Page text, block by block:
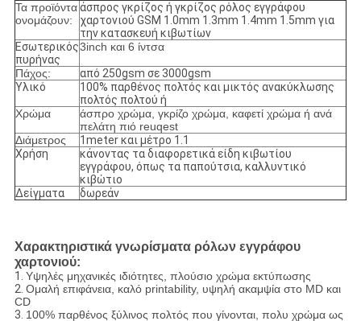
Τα προϊόντα
ονομάζουν:
άσπρος γκρίζος ή γκρίζος ρόλος εγγράφου
χαρτονιού GSM 1.0mm 1.3mm 1.4mm 1.5mm για
την κατασκευή κιβωτίων
Εσωτερικός
πυρήνας
3inch και 6 ίντσα
Πάχος:
από 250gsm σε 3000gsm
Υλικό
100% παρθένος πολτός και μικτός ανακύκλωσης
πολτός πολτού ή
Χρώμα
άσπρο χρώμα, γκρίζο χρώμα, καφετί χρώμα ή ανά
πελάτη πιό reuqest
Διάμετρος
1meter και μέτρο 1.1
Χρήση
κάνοντας τα διαφορετικά είδη κιβωτίου
εγγράφου, όπως τα παπούτσια, καλλυντικό
κιβώτιο
Δείγματα
δωρεάν
Χαρακτηριστικά γνωρίσματα ρόλων εγγράφου
χαρτονιού:
1. Υψηλές μηχανικές ιδιότητες, πλούσιο χρώμα εκτύπωσης
2. Ομαλή επιφάνεια, καλό printability, υψηλή ακαμψία στο MD και
CD
3. 100% παρθένος ξύλινος πολτός που γίνονται, πολυ χρώμα ως